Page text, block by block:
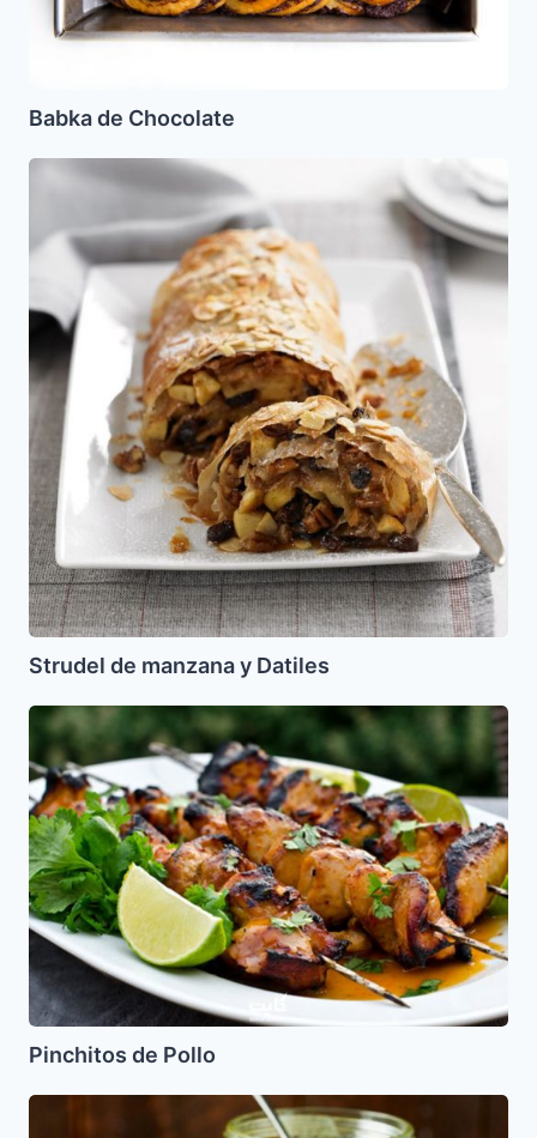
Babka de Chocolate
manzana
y
Datiles
Strudel de manzana y Datiles
Pinchitos
de
Pollo
Pinchitos de Pollo
Shmaltz